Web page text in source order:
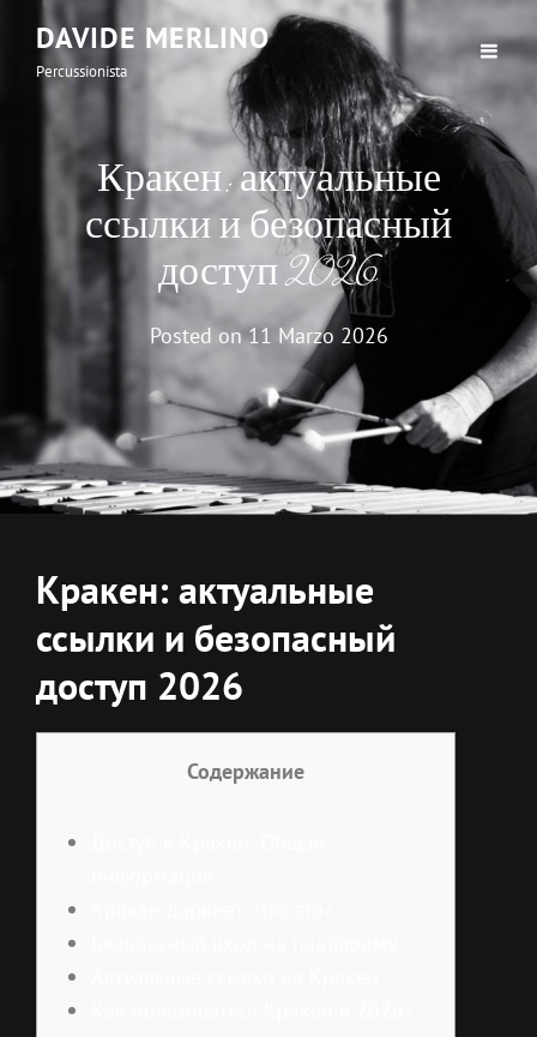
DAVIDE MERLINO
Percussionista
Кракен: актуальные
ссылки и безопасный
доступ 2026
Posted on11 Marzo 2026
Кракен: актуальные
ссылки и безопасный
доступ 2026
Содержание